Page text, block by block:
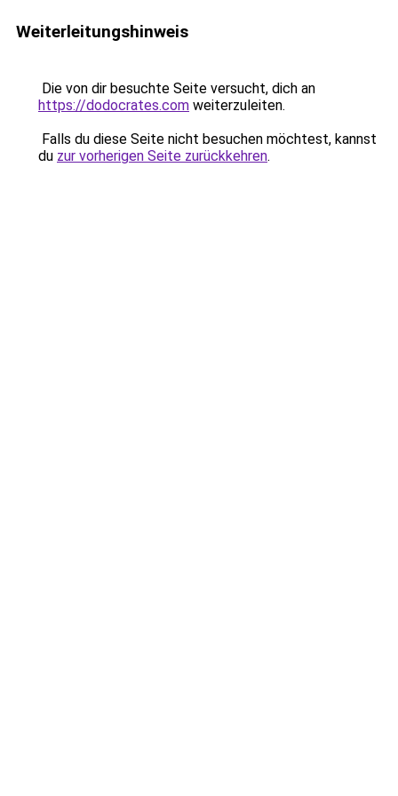
Weiterleitungshinweis
Die von dir besuchte Seite versucht, dich an
https://dodocrates.com weiterzuleiten.
Falls du diese Seite nicht besuchen möchtest, kannst
du zur vorherigen Seite zurückkehren.